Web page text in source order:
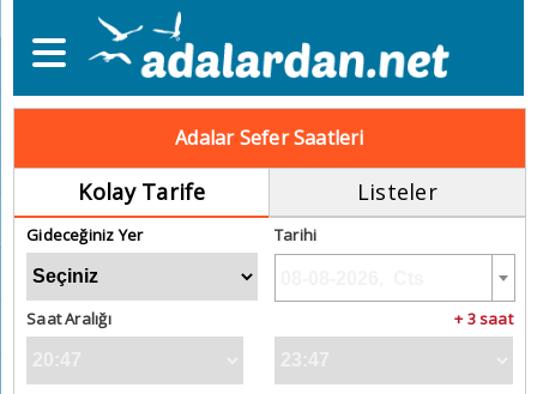
Adalar Sefer Saatleri
Kolay Tarife Listeler
Gideceğiniz Yer Tarihi
Saat Aralığı + 3 saat